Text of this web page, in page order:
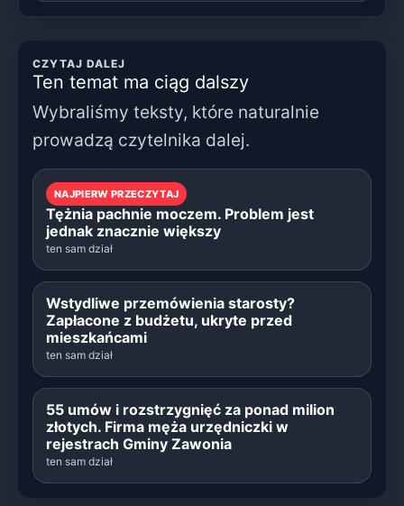
CZYTAJ DALEJ
Ten temat ma ciąg dalszy
Wybraliśmy teksty, które naturalnie
prowadzą czytelnika dalej.
NAJPIERW PRZECZYTAJ
Tężnia pachnie moczem. Problem jest
jednak znacznie większy
ten sam dział
Wstydliwe przemówienia starosty?
Zapłacone z budżetu, ukryte przed
mieszkańcami
ten sam dział
55 umów i rozstrzygnięć za ponad milion
złotych. Firma męża urzędniczki w
rejestrach Gminy Zawonia
ten sam dział